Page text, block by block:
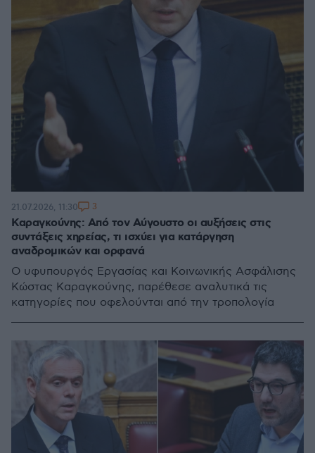
Καραγκούνης: Από τον Αύγουστο οι αυξήσεις στις
συντάξεις χηρείας, τι ισχύει για κατάργηση
αναδρομικών και ορφανά
Ο υφυπουργός Εργασίας και Κοινωνικής Ασφάλισης
Κώστας Καραγκούνης, παρέθεσε αναλυτικά τις
κατηγορίες που οφελούνται από την τροπολογία
21.07.2026, 11:30 3